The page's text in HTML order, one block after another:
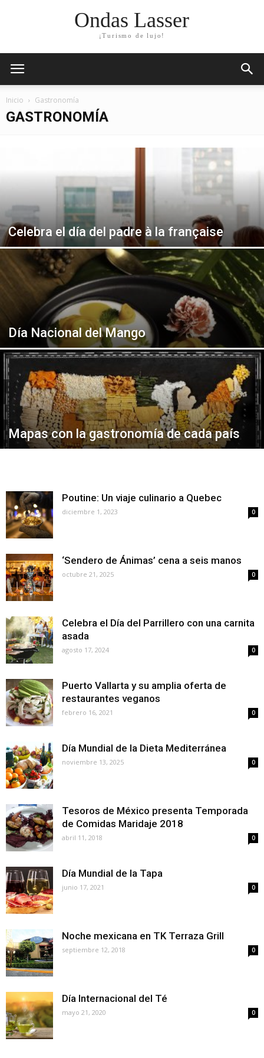
Ondas Lasser
¡Turismo de lujo!
Inicio Gastronomía
GASTRONOMÍA
Celebra el día del padre à la française
Día Nacional del Mango
Mapas con la gastronomía de cada país
Poutine: Un viaje culinario a Quebec
diciembre 1, 2023 0
‘Sendero de Ánimas’ cena a seis manos
octubre 21, 2025 0
Celebra el Día del Parrillero con una carnita
asada
agosto 17, 2024 0
Puerto Vallarta y su amplia oferta de
restaurantes veganos
febrero 16, 2021 0
Día Mundial de la Dieta Mediterránea
noviembre 13, 2025 0
Tesoros de México presenta Temporada
de Comidas Maridaje 2018
abril 11, 2018 0
Día Mundial de la Tapa
junio 17, 2021 0
Noche mexicana en TK Terraza Grill
septiembre 12, 2018 0
Día Internacional del Té
mayo 21, 2020 0